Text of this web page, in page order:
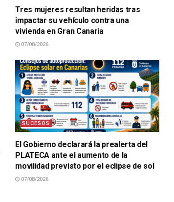
Tres mujeres resultan heridas tras
impactar su vehículo contra una
vivienda en Gran Canaria
07/08/2026
SUCESOS
El Gobierno declarará la prealerta del
PLATECA ante el aumento de la
movilidad previsto por el eclipse de sol
07/08/2026